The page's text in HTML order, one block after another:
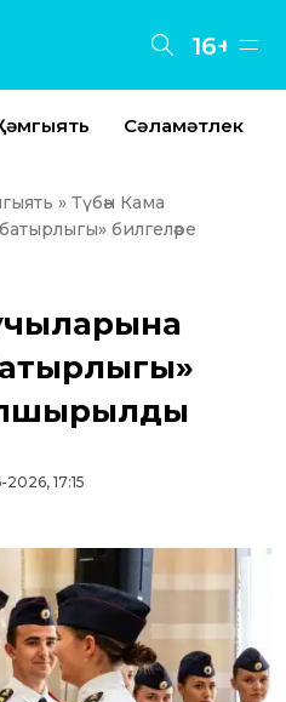
16+
Сәламәтлек
» Түбән Кама
билгеләре
2026, 17:15